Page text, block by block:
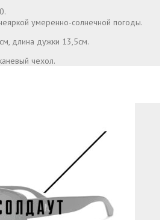
умеренно-солнечной погоды.
длина дужки 13,5см.
чехол.